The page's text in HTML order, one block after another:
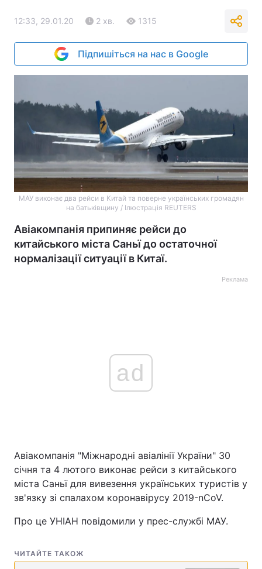
12:33, 29.01.20 2 хв. 1315
Підпишіться на нас в Google
МАУ виконає два рейси в Китай та поверне українських громадян
на батьківщину / Ілюстрація REUTERS
Авіакомпанія припиняє рейси до
китайського міста Саньї до остаточної
нормалізації ситуації в Китаї.
Реклама
ad
Авіакомпанія "Міжнародні авіалінії України" 30
січня та 4 лютого виконає рейси з китайського
міста Саньї для вивезення українських туристів у
зв'язку зі спалахом коронавірусу 2019-nCoV.
Про це УНІАН повідомили у прес-службі МАУ.
ЧИТАЙТЕ ТАКОЖ